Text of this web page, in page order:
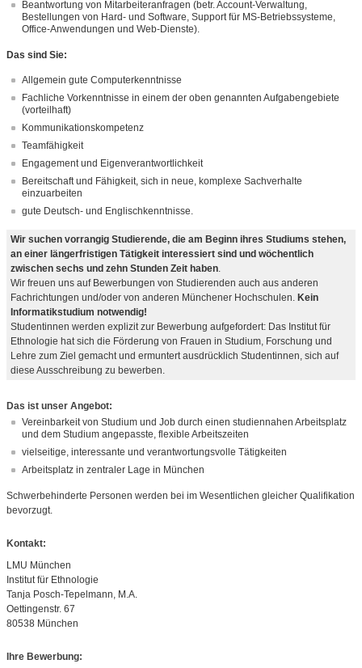
Beantwortung von Mitarbeiteranfragen (betr. Account-Verwaltung,
Bestellungen von Hard- und Software, Support für MS-Betriebssysteme,
Office-Anwendungen und Web-Dienste).
Das sind Sie:
Allgemein gute Computerkenntnisse
Fachliche Vorkenntnisse in einem der oben genannten Aufgabengebiete
(vorteilhaft)
Kommunikationskompetenz
Teamfähigkeit
Engagement und Eigenverantwortlichkeit
Bereitschaft und Fähigkeit, sich in neue, komplexe Sachverhalte
einzuarbeiten
gute Deutsch- und Englischkenntnisse.
Wir suchen vorrangig Studierende, die am Beginn ihres Studiums stehen,
an einer längerfristigen Tätigkeit interessiert sind und wöchentlich
zwischen sechs und zehn Stunden Zeit haben.
Wir freuen uns auf Bewerbungen von Studierenden auch aus anderen
Fachrichtungen und/oder von anderen Münchener Hochschulen. Kein
Informatikstudium notwendig!
Studentinnen werden explizit zur Bewerbung aufgefordert: Das Institut für
Ethnologie hat sich die Förderung von Frauen in Studium, Forschung und
Lehre zum Ziel gemacht und ermuntert ausdrücklich Studentinnen, sich auf
diese Ausschreibung zu bewerben.
Das ist unser Angebot:
Vereinbarkeit von Studium und Job durch einen studiennahen Arbeitsplatz
und dem Studium angepasste, flexible Arbeitszeiten
vielseitige, interessante und verantwortungsvolle Tätigkeiten
Arbeitsplatz in zentraler Lage in München
Schwerbehinderte Personen werden bei im Wesentlichen gleicher Qualifikation
bevorzugt.
Kontakt:
LMU München
Institut für Ethnologie
Tanja Posch-Tepelmann, M.A.
Oettingenstr. 67
80538 München
Ihre Bewerbung: